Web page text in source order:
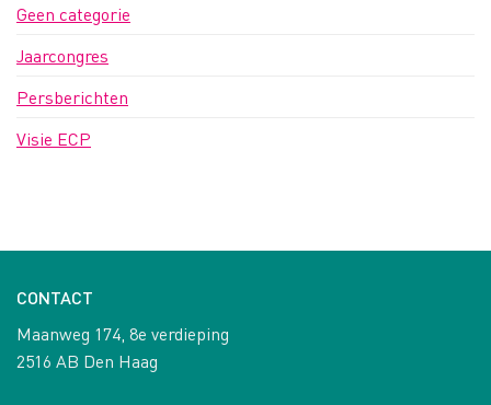
Geen categorie
Jaarcongres
Persberichten
Visie ECP
CONTACT
Maanweg 174, 8e verdieping
2516 AB Den Haag